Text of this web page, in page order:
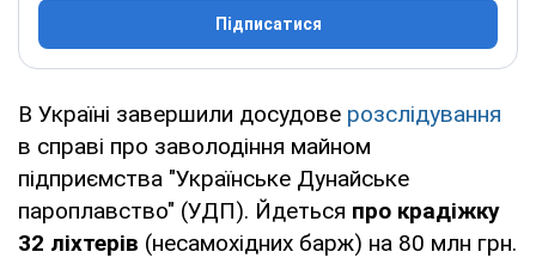
Підписатися
В Україні завершили досудове розслідування
в справі про заволодіння майном
підприємства "Українське Дунайське
пароплавство" (УДП). Йдеться про крадіжку
32 ліхтерів (несамохідних барж) на 80 млн грн.